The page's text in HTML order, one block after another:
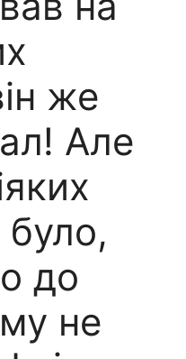
же
Але
було,
до
не